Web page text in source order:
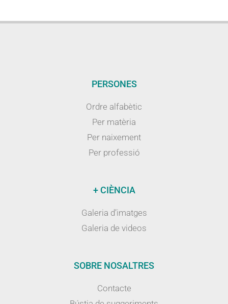
PERSONES
Ordre alfabètic
Per matèria
Per naixement
Per professió
+ CIÈNCIA
Galeria d’imatges
Galeria de videos
SOBRE NOSALTRES
Contacte